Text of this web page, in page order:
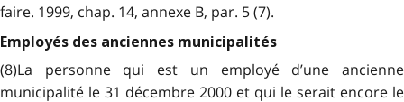
faire. 1999, chap. 14, annexe B, par. 5 (7).
Employés des anciennes municipalités
(8)La personne qui est un employé d’une ancienne
municipalité le 31 décembre 2000 et qui le serait encore le